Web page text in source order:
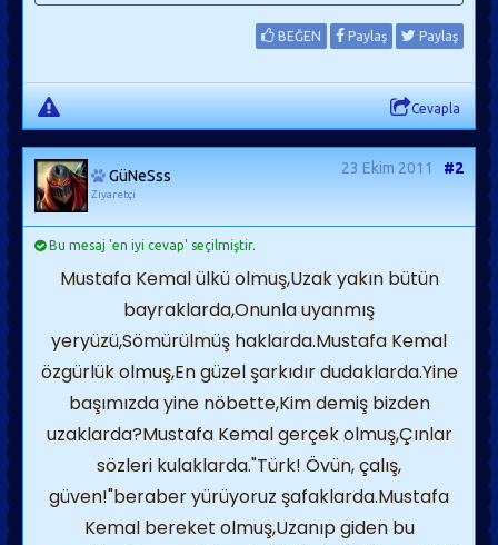
BEĞEN Paylaş Paylaş
Cevapla
GüNeSss
Ziyaretçi
23 Ekim 2011 #2
Bu mesaj 'en iyi cevap' seçilmiştir.
Mustafa Kemal ülkü olmuş,Uzak yakın bütün
bayraklarda,Onunla uyanmış
yeryüzü,Sömürülmüş haklarda.Mustafa Kemal
özgürlük olmuş,En güzel şarkıdır dudaklarda.Yine
başımızda yine nöbette,Kim demiş bizden
uzaklarda?Mustafa Kemal gerçek olmuş,Çınlar
sözleri kulaklarda."Türk! Övün, çalış,
güven!"beraber yürüyoruz şafaklarda.Mustafa
Kemal bereket olmuş,Uzanıp giden bu